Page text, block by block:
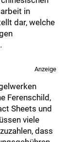
in
dar, welche
Anzeige
Ferenschild,
Sheets und
viele
dass